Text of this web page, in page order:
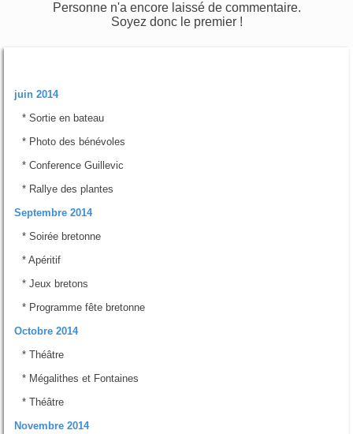
Personne n'a encore laissé de commentaire.
Soyez donc le premier !
juin 2014
* Sortie en bateau
* Photo des bénévoles
* Conference Guillevic
* Rallye des plantes
Septembre 2014
* Soirée bretonne
* Apéritif
* Jeux bretons
* Programme fête bretonne
Octobre 2014
* Théâtre
* Mégalithes et Fontaines
* Théâtre
Novembre 2014